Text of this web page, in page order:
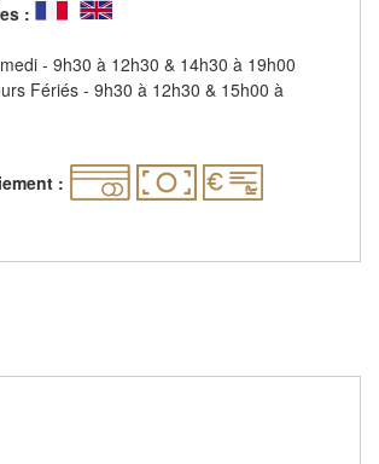
:
- 9h30 à 12h30 & 14h30 à 19h00
Fériés - 9h30 à 12h30 & 15h00 à
: